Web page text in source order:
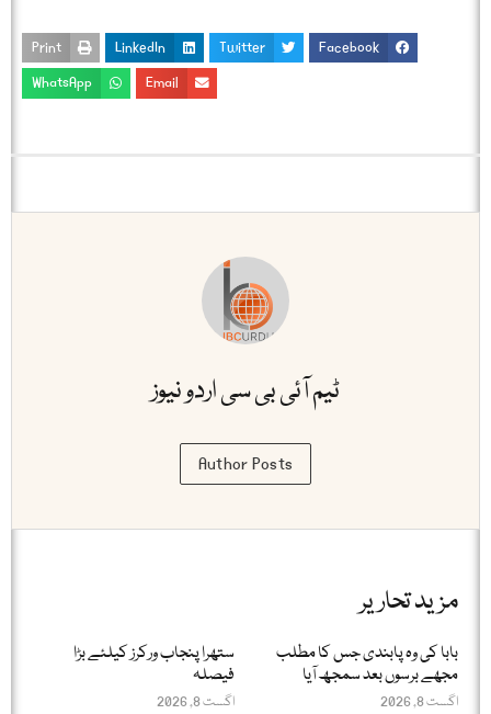
Facebook
Twitter
LinkedIn
Print
Email
WhatsApp
ٹیم آئی بی سی اردو نیوز
Author Posts
مزید تحاریر
بابا کی وہ پابندی جس کا مطلب
مجھے برسوں بعد سمجھ آیا
اگست 8, 2026
ستھرا پنجاب ورکرز کیلئے بڑا
فیصلہ
اگست 8, 2026